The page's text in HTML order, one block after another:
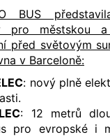
BUS
pro městskou a
před světovým
v Barceloně:
: nový plně
: 12 metrů
pro evropské i